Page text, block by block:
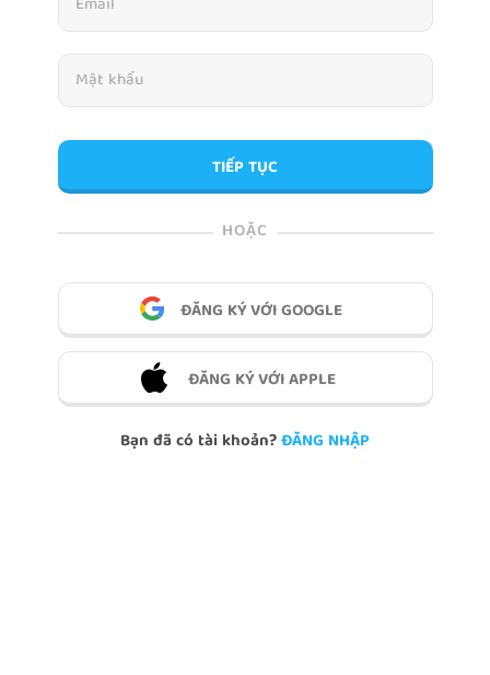
TIẾP TỤC
HOẶC
ĐĂNG KÝ VỚI GOOGLE
ĐĂNG KÝ VỚI APPLE
Bạn đã có tài khoản?ĐĂNG NHẬP